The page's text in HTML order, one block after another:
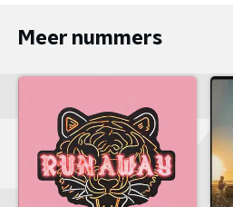
Meer nummers